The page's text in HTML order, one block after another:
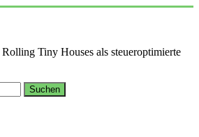
Tiny Houses als steueroptimierte